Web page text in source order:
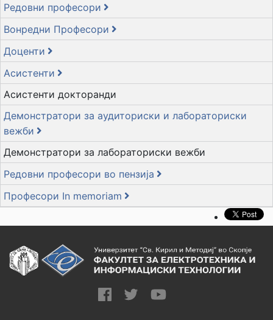
Редовни професори
Вонредни Професори
Доценти
Асистенти
Асистенти докторанди
Демонстратори за аудиториски и лабораториски
вежби
Демонстратори за лабораториски вежби
Редовни професори во пензија
Професори In memoriam